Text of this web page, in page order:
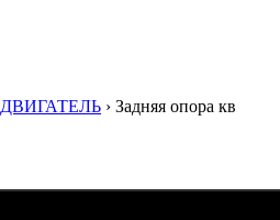
ДВИГАТЕЛЬ › Задняя опора кв